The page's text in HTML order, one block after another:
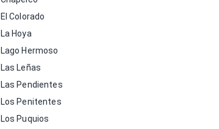
El Colorado
La Hoya
Lago Hermoso
Las Leñas
Las Pendientes
Los Penitentes
Los Puquios